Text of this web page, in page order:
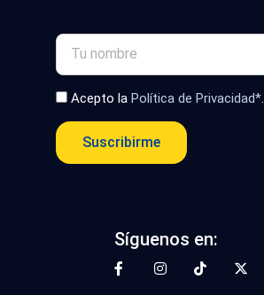
Acepto laPolítica de Privacidad*.
Suscribirme
Síguenos en: